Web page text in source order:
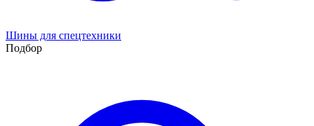
Шины для спецтехники
Подбор